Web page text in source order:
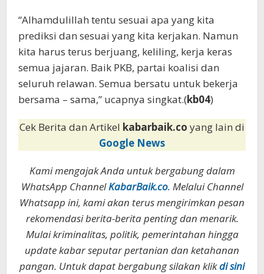
“Alhamdulillah tentu sesuai apa yang kita
prediksi dan sesuai yang kita kerjakan. Namun
kita harus terus berjuang, keliling, kerja keras
semua jajaran. Baik PKB, partai koalisi dan
seluruh relawan. Semua bersatu untuk bekerja
bersama – sama,” ucapnya singkat.(kb04)
Cek Berita dan Artikel kabarbaik.co yang lain di
Google News
Kami mengajak Anda untuk bergabung dalam
WhatsApp ChannelKabarBaik.co. Melalui Channel
Whatsapp ini, kami akan terus mengirimkan pesan
rekomendasi berita-berita penting dan menarik.
Mulai kriminalitas, politik, pemerintahan hingga
update kabar seputar pertanian dan ketahanan
pangan. Untuk dapat bergabung silakan klikdi sini